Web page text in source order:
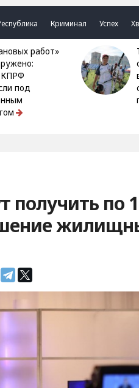
Криминал Успех
КПРФ
под
Трое
получить по 1